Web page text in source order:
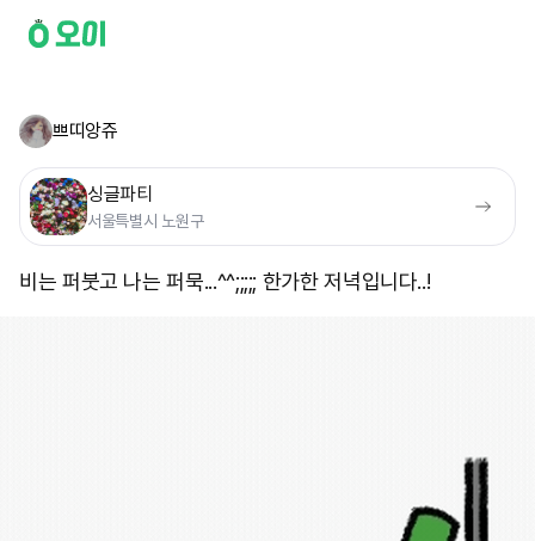
쁘띠앙쥬
싱글파티
서울특별시 노원구
비는 퍼붓고 나는 퍼묵...^^;;;;; 한가한 저녁입니다..!